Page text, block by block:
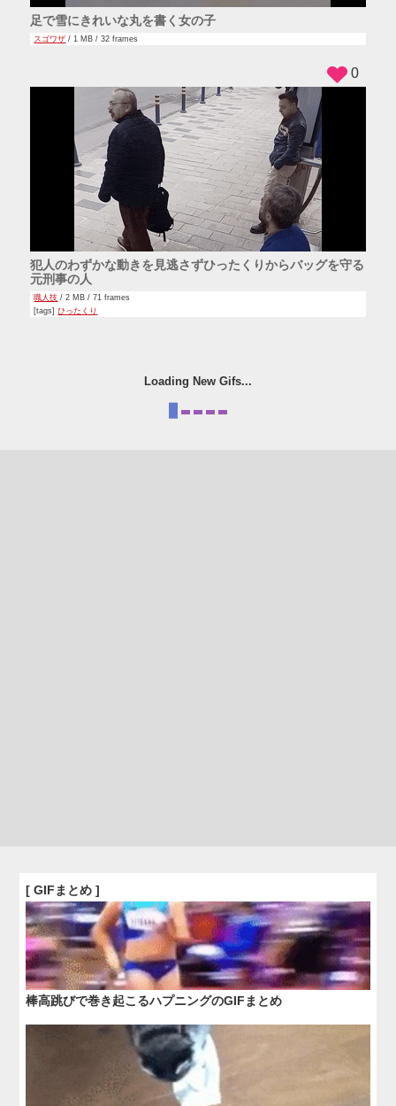
足で雪にきれいな丸を書く女の子
スゴワザ / 1 MB / 32 frames
犯人のわずかな動きを見逃さずひったくりからバッグを守る
元刑事の人
職人技 / 2 MB / 71 frames
[tags]ひったくり
0
Loading New Gifs...
[ GIFまとめ ]
棒高跳びで巻き起こるハプニングのGIFまとめ